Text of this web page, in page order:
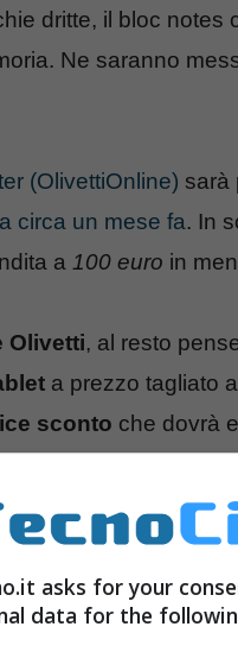
dritte, il bloc notes
Ne saranno
(OlivettiOnline) sarà
circa un mese fa. In
a 100 euro in
Olivetti, al resto
a prezzo tagliato
sconto che dovrà
gratuitaper mettere
tecnica di tutto
2, GPS con bussola,
asks for your
data for the